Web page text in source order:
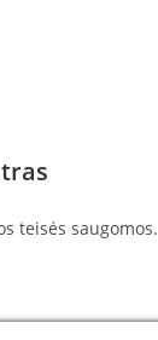
teisės saugomos.